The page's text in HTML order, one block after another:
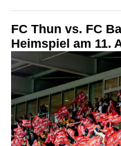
FC Thun vs. FC
Heimspiel am 11.